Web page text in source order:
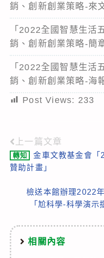
銷、創新創業策略-來
「2022全國智慧生活
銷、創新創業策略-簡
「2022全國智慧生活
銷、創新創業策略-海
Post Views: 233
Read
more
上一篇文章
轉知
金車文教基金會「
贊助計畫」
檢送本館辦理2022
「尬科學-科學演示
相關內容